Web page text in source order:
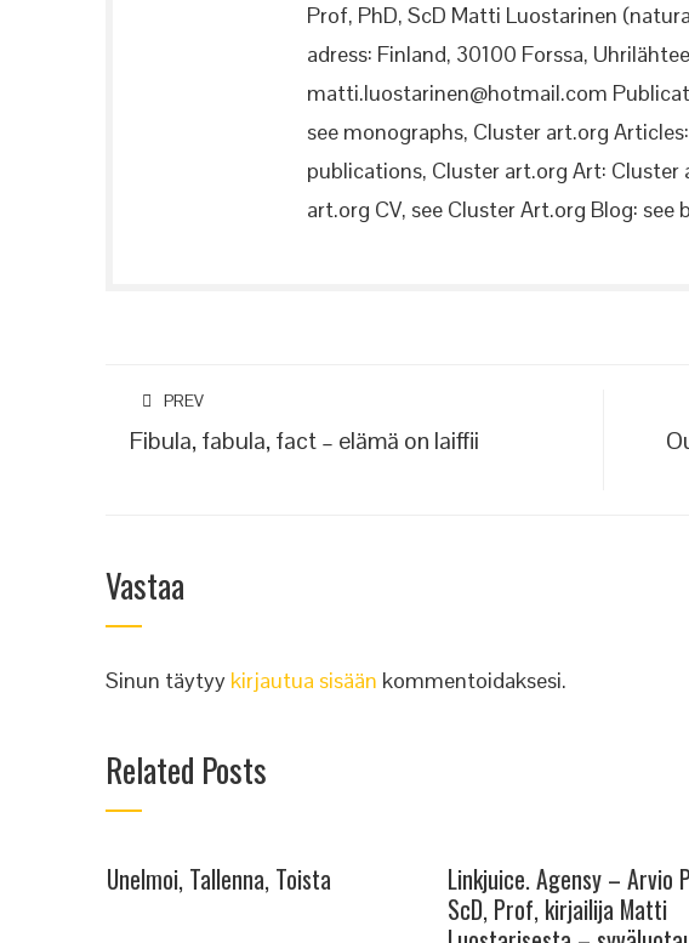
Prof, PhD, ScD Matti Luostarinen
adress: Finland, 30100 Forssa,
matti.luostarinen@hotmail.com
see monographs, Cluster art.org
publications, Cluster art.org Art:
art.org CV, see Cluster Art.org Blog:
PREV
Fibula, fabula, fact – elämä on laiffii
Vastaa
Sinun täytyy kirjautua sisään kommentoidaksesi.
Related Posts
Unelmoi, Tallenna, Toista
Linkjuice. Agensy – Arvio
ScD, Prof, kirjailija Matti